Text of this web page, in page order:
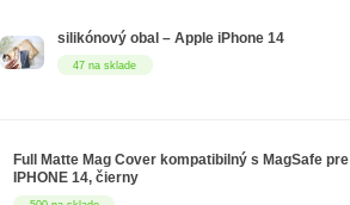
47 na sklade
silikónový obal – Apple iPhone 14
Full Matte Mag Cover kompatibilný s MagSafe pre
IPHONE 14, čierny